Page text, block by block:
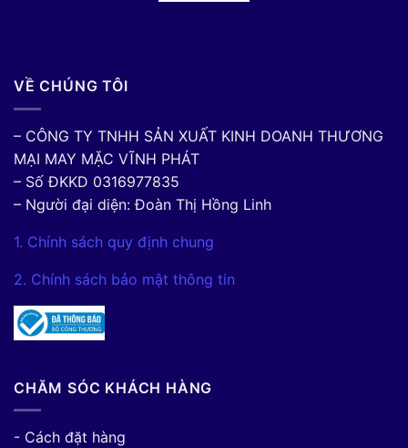
VỀ CHÚNG TÔI
– CÔNG TY TNHH SẢN XUẤT KINH DOANH THƯƠNG
MẠI MAY MẶC VĨNH PHÁT
– Số ĐKKD 0316977835
– Người đại diện: Đoàn Thị Hồng Linh
1. Chính sách quy định chung
2. Chính sách bảo mật thông tin
CHĂM SÓC KHÁCH HÀNG
- Cách đặt hàng